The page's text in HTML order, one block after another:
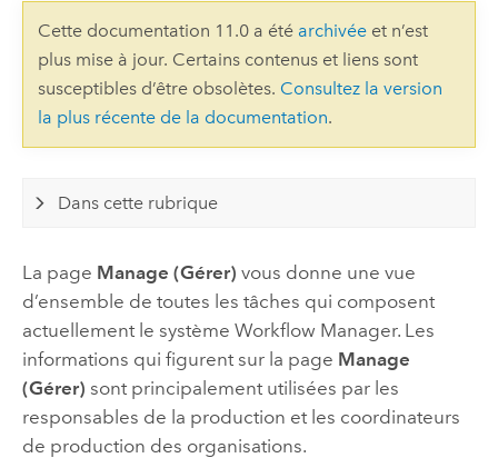
Cette documentation 11.0 a été archivéeet n’est
plus mise à jour. Certains contenus et liens sont
susceptibles d’être obsolètes. Consultez la version
la plus récente de la documentation.
Dans cette rubrique
La page Manage (Gérer) vous donne une vue
d’ensemble de toutes les tâches qui composent
actuellement le système Workflow Manager. Les
informations qui figurent sur la page Manage
(Gérer) sont principalement utilisées par les
responsables de la production et les coordinateurs
de production des organisations.